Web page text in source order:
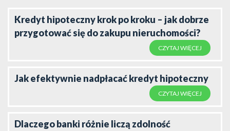
Kredyt hipoteczny krok po kroku – jak dobrze
przygotować się do zakupu nieruchomości?
CZYTAJ WIĘCEJ
Jak efektywnie nadpłacać kredyt hipoteczny
CZYTAJ WIĘCEJ
Dlaczego banki różnie liczą zdolność